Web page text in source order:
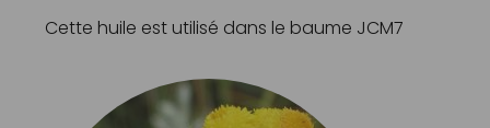
Cette huile est utilisé dans le baume JCM7